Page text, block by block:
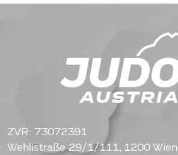
ZVR: 73072391
Wehlistraße 29/1/111, 1200 Wien